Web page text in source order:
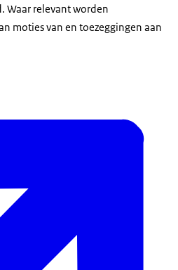
Waar relevant worden
moties van en toezeggingen aan